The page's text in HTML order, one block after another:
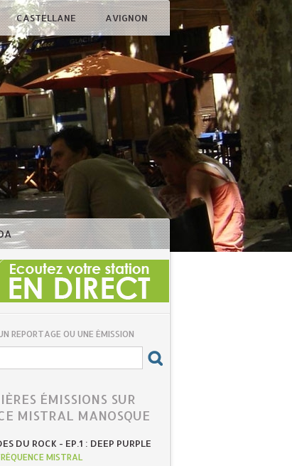
CASTELLANE AVIGNON
REPORTAGE OU UNE ÉMISSION
ÉMISSIONS SUR
MISTRAL MANOSQUE
DU ROCK - EP.1 : DEEP PURPLE
MISTRAL